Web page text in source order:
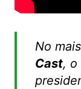
No
Cast, o